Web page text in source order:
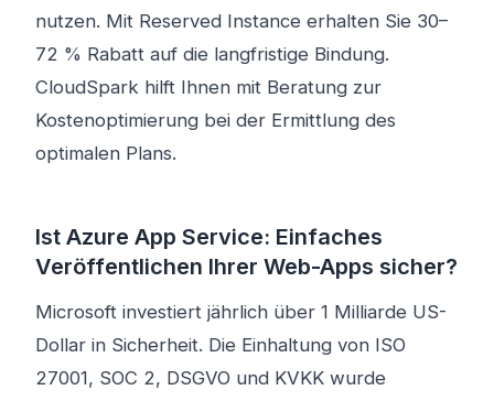
nutzen. Mit Reserved Instance erhalten Sie 30–
72 % Rabatt auf die langfristige Bindung.
CloudSpark hilft Ihnen mit Beratung zur
Kostenoptimierung bei der Ermittlung des
optimalen Plans.
Ist Azure App Service: Einfaches
Veröffentlichen Ihrer Web-Apps sicher?
Microsoft investiert jährlich über 1 Milliarde US-
Dollar in Sicherheit. Die Einhaltung von ISO
27001, SOC 2, DSGVO und KVKK wurde